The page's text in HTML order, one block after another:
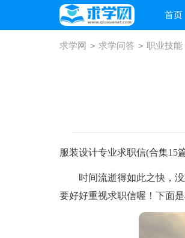
首页
求学网 > 求学问答 > 职业技能
服装设计专业求职信(合集15
时间流逝得如此之快，没
要好好重视求职信喔！下面